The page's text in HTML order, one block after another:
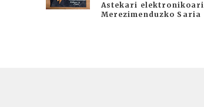
Astekari elektronikoari
Merezimenduzko Saria